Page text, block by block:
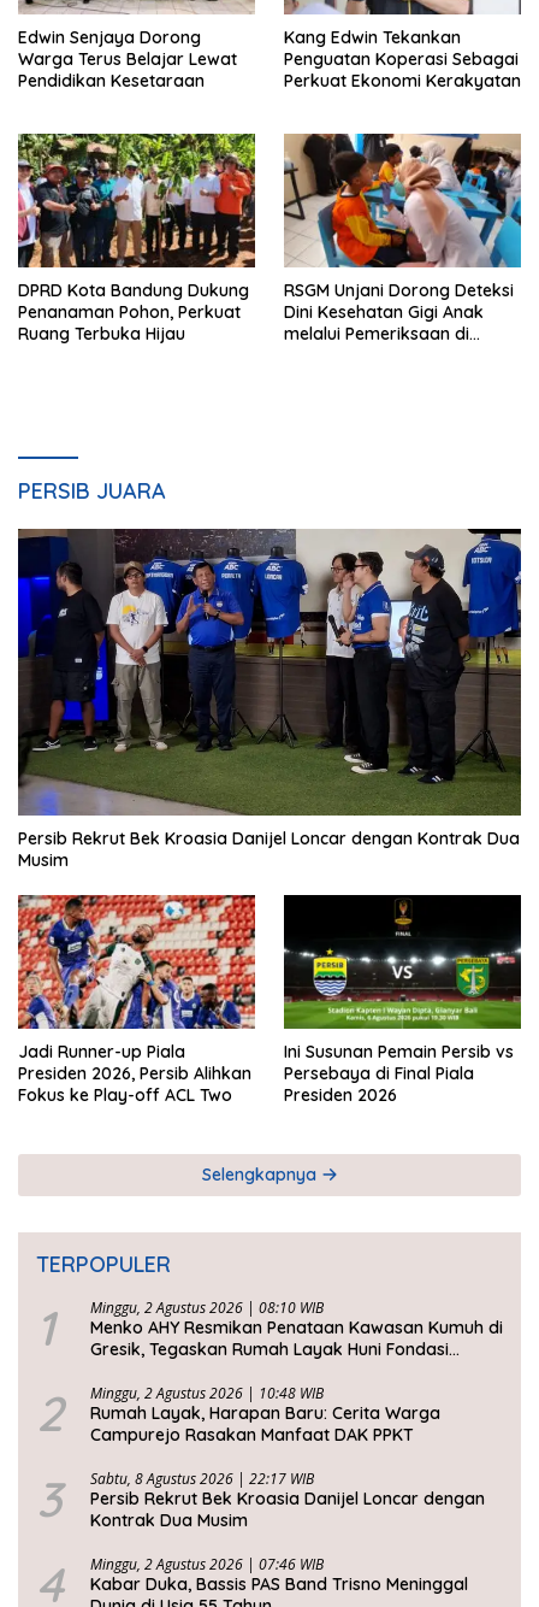
Edwin Senjaya Dorong
Warga Terus Belajar Lewat
Pendidikan Kesetaraan
Kang Edwin Tekankan
Penguatan Koperasi Sebagai
Perkuat Ekonomi Kerakyatan
DPRD Kota Bandung Dukung
Penanaman Pohon, Perkuat
Ruang Terbuka Hijau
RSGM Unjani Dorong Deteksi
Dini Kesehatan Gigi Anak
melalui Pemeriksaan di
PERSIB JUARA
Persib Rekrut Bek Kroasia Danijel Loncar dengan Kontrak Dua
Musim
Jadi Runner-up Piala
Presiden 2026, Persib Alihkan
Fokus ke Play-off ACL Two
Ini Susunan Pemain Persib vs
Persebaya di Final Piala
Presiden 2026
Selengkapnya
TERPOPULER
1 Minggu, 2 Agustus 2026 | 08:10 WIB
Menko AHY Resmikan Penataan Kawasan Kumuh di
Gresik, Tegaskan Rumah Layak Huni Fondasi
2 Minggu, 2 Agustus 2026 | 10:48 WIB
Rumah Layak, Harapan Baru: Cerita Warga
Campurejo Rasakan Manfaat DAK PPKT
3 Sabtu, 8 Agustus 2026 | 22:17 WIB
Persib Rekrut Bek Kroasia Danijel Loncar dengan
Kontrak Dua Musim
4 Minggu, 2 Agustus 2026 | 07:46 WIB
Kabar Duka, Bassis PAS Band Trisno Meninggal